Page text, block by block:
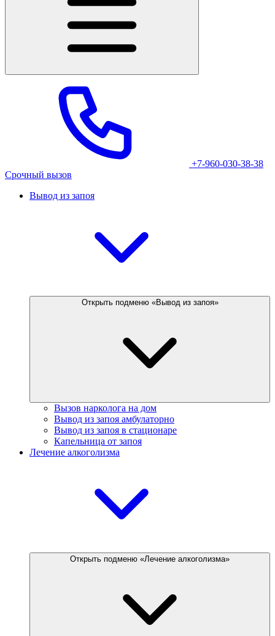
+7-960-030-38-38
Срочный вызов
Вывод из запоя
Открыть подменю «Вывод из запоя»
Вызов нарколога на дом
Вывод из запоя амбулаторно
Вывод из запоя в стационаре
Капельница от запоя
Лечение алкоголизма
Открыть подменю «Лечение алкоголизма»